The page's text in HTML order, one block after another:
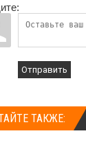
Отправить
ТАКЖЕ: